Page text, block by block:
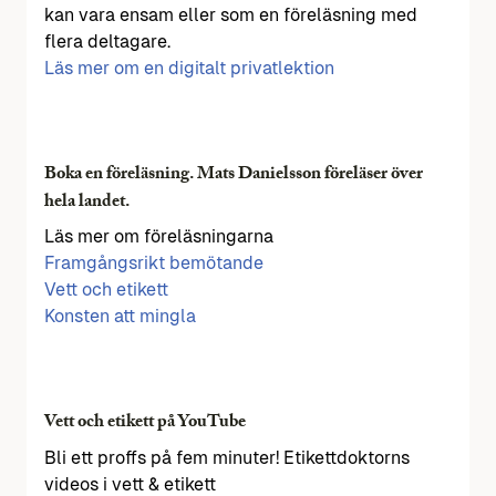
kan vara ensam eller som en föreläsning med
flera deltagare.
Läs mer om en digitalt privatlektion
Boka en föreläsning. Mats Danielsson föreläser över
hela landet.
Läs mer om föreläsningarna
Framgångsrikt bemötande
Vett och etikett
Konsten att mingla
Vett och etikett på YouTube
Bli ett proffs på fem minuter! Etikettdoktorns
videos i vett & etikett